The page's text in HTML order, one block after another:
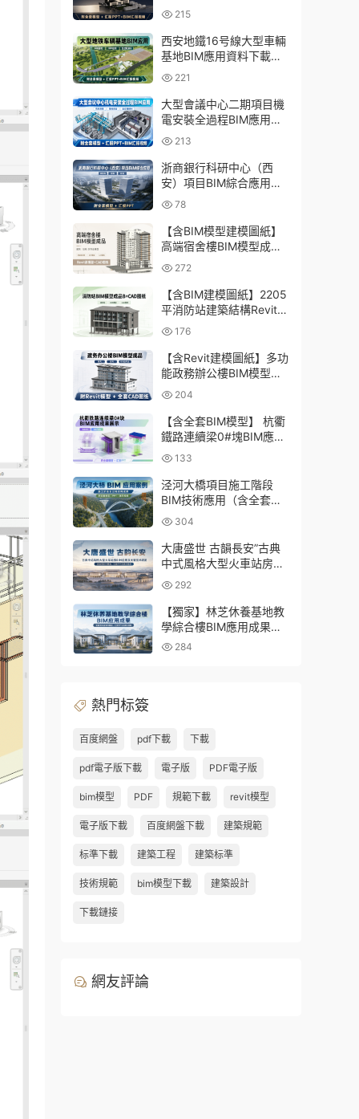
資料下載：含模型、彙報
PPT及演示視頻
215
西安地鐵16号線大型車輛
基地BIM應用資料下載：
含BIM模型、彙報PPT及
演示視頻
221
大型會議中心二期項目機
電安裝全過程BIM應用資
料下載：含BIM模型、彙
報PPT及視頻
213
浙商銀行科研中心（西
安）項目BIM綜合應用資
料下載：含全套BIM模
型、彙報PPT
78
【含BIM模型建模圖紙】
高端宿舍樓BIM模型成
品，包含建築+結構兩大
專業Revit模型及全套建模
CAD圖紙
272
【含BIM建模圖紙】2205
平消防站建築結構Revit模
型成品，包含全套BIM建
模CAD圖紙下載
176
【含Revit建模圖紙】多功
能政務辦公樓BIM模型成
品，包含建築+結構+機電
三大專業Revit模型及配套
建模CAD圖紙
204
【含全套BIM模型】 杭衢
鐵路連續梁0#塊BIM應用
成果｜鋼筋與預應力深化
施工實戰資料
133
泾河大橋項目施工階段
BIM技術應用（含全套
BIM模型、彙報PPT及演
示視頻）
304
大唐盛世 古韻長安”古典
中式風格大型火車站房
BIM應用及關鍵技術研發
（含全套BIM模型、彙報
PPT及演示視頻）
292
【獨家】林芝休養基地教
學綜合樓BIM應用成果
（全套資料含BIM模型、
284
熱門标簽
百度網盤 pdf下載 下載
pdf電子版下載 電子版 PDF電子版
bim模型 PDF 規範下載 revit模型
電子版下載 百度網盤下載 建築規範
标準下載 建築工程 建築标準
技術規範 bim模型下載 建築設計
下載鏈接
網友評論